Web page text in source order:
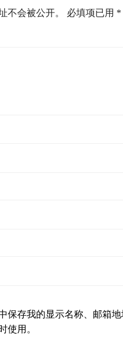
不会被公开。 必填项已用 *
保存我的显示名称、邮箱
使用。